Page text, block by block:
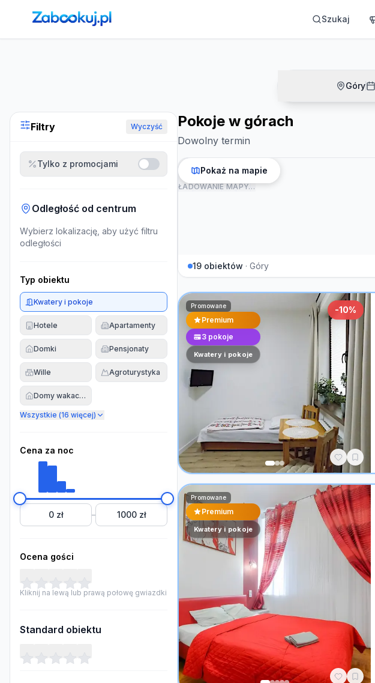
Strona główna ›Noclegi Szukaj
Góry
Filtry Wyczyść
Tylko z promocjami
Odległość od centrum
Wybierz lokalizację, aby użyć filtru
odległości
Typ obiektu
Kwatery i pokoje
Hotele Apartamenty
Domki Pensjonaty
Wille Agroturystyka
Domy wakacyjne
Wszystkie (16 więcej)
Cena za noc
0 zł – 1000 zł
Ocena gości
Kliknij na lewą lub prawą połowę gwiazdki
Standard obiektu
Pokoje w górach
Dowolny termin
ŁADOWANIE MAPY…
Pokaż na mapie
19 obiektów · Góry
Promowane
Premium
3 pokoje
Kwatery i pokoje
-10%
Promowane
Premium
Kwatery i pokoje